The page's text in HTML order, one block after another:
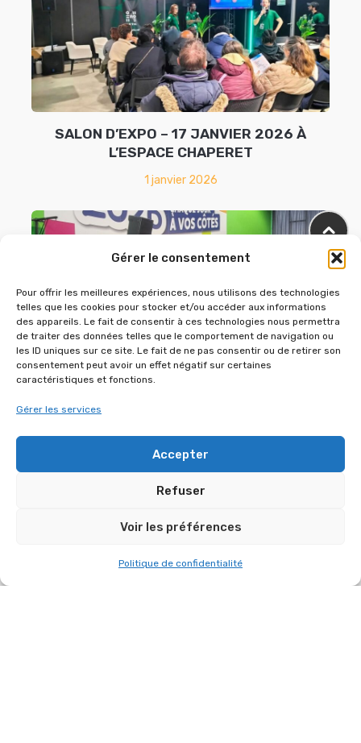
Gérer le consentement
Pour offrir les meilleures expériences, nous utilisons des technologies
telles que les cookies pour stocker et/ou accéder aux informations
des appareils. Le fait de consentir à ces technologies nous permettra
de traiter des données telles que le comportement de navigation ou
les ID uniques sur ce site. Le fait de ne pas consentir ou de retirer son
consentement peut avoir un effet négatif sur certaines
caractéristiques et fonctions.
Gérer les services
Accepter
Refuser
Voir les préférences
Politique de confidentialité
SALON D’EXPO – 17 JANVIER 2026 À
L’ESPACE CHAPERET
1 janvier 2026
A L’OCCASION DES VŒUX DU MAIRE DE
FONTENAY-LE-FLEURY, NOUS AVONS
11 janvier 2026
AUTRES RÉFÉRENCES DANS